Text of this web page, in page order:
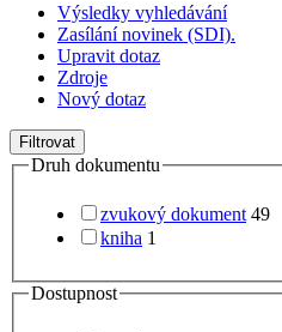
Výsledky vyhledávání
Zasílání novinek (SDI).
Upravit dotaz
Zdroje
Nový dotaz
Filtrovat
Druh dokumentu
zvukový dokument 49
kniha 1
Dostupnost